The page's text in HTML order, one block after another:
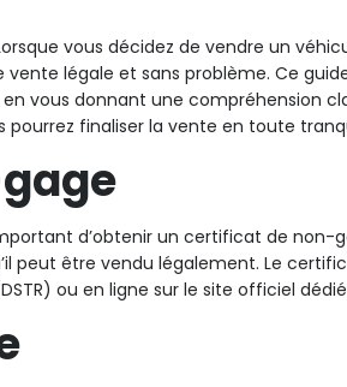
vous décidez de vendre un
légale et sans problème. Ce
en vous donnant une compréhension
finaliser la vente en toute
d’obtenir un certificat de
peut être vendu légalement. Le
ou en ligne sur le site officiel